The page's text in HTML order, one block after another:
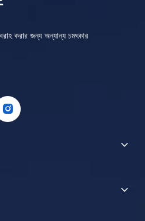
করার জন্য অন্যান্য চমৎকার